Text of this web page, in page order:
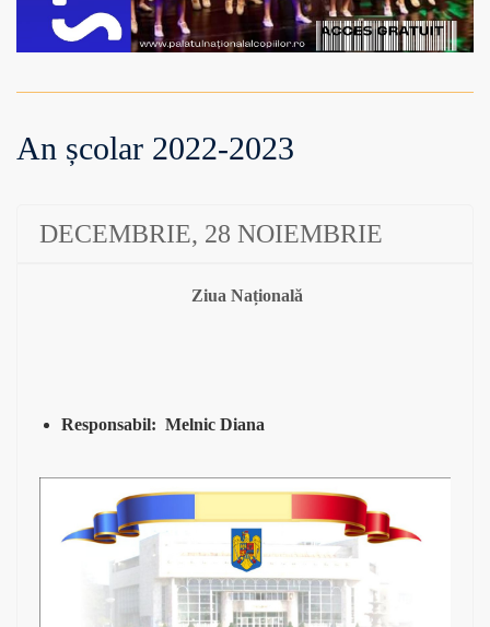
An școlar 2022-2023
DECEMBRIE, 28 NOIEMBRIE
Ziua Națională
Responsabil: Melnic Diana